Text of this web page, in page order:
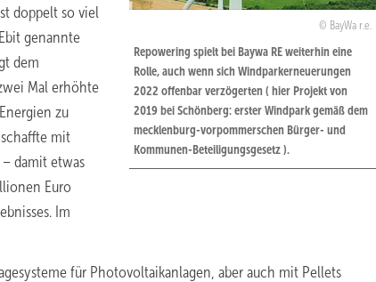
BayWa r.e.
Repowering spielt bei Baywa RE weiterhin eine
Rolle, auch wenn sich Windparkerneuerungen
2022 offenbar verzögerten ( hier Projekt von
2019 bei Schönberg: erster Windpark gemäß dem
mecklenburg-vorpommerschen Bürger- und
Kommunen-Beteiligungsgesetz ).
doppelt so viel
genannte
dem
Mal erhöhte
zu
mit
damit etwas
Euro
Im
für Photovoltaikanlagen, aber auch mit Pellets